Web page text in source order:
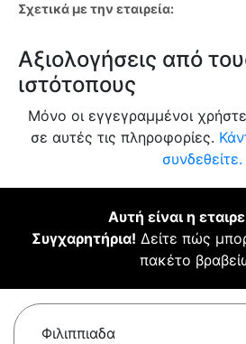
Σχετικά με την εταιρεία:
Αξιολογήσεις από
ιστότοπους
Μόνο οι εγγεγραμμένοι
σε αυτές τις πληροφορίες.
συνδεθείτε.
Αυτή είναι η
Συγχαρητήρια! Δείτε πώς
πακέτο
Φιλιππιαδα